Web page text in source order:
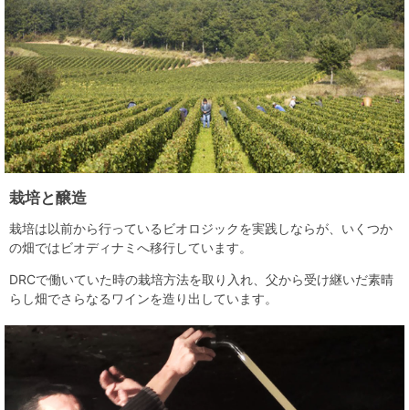
栽培と醸造
栽培は以前から行っているビオロジックを実践しならが、いくつか
の畑ではビオディナミへ移行しています。
DRCで働いていた時の栽培方法を取り入れ、父から受け継いだ素晴
らし畑でさらなるワインを造り出しています。